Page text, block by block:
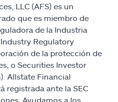
continuar una cotización
LLC (AFS) es un
que es miembro de
de la Industria
Regulatory
de la protección de
o Securities Investor
Allstate Financial
registrada ante la SEC
Ayudamos a los